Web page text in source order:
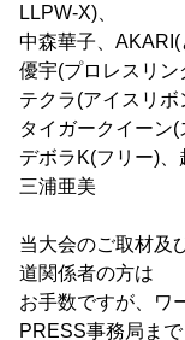
LLPW-X)、
中森華子、
優宇(プロレスリン
テクラ(アイスリ
タイガークイーン(
デボラK(フリー)、
三浦亜美
当大会のご取材及
道関係者の方は
お手数ですが、ワ
PRESS事務局まで